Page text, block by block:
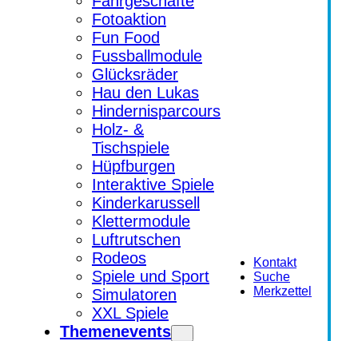
Fotoaktion
Fun Food
Fussballmodule
Glücksräder
Hau den Lukas
Hindernisparcours
Holz- &
Tischspiele
Hüpfburgen
Interaktive Spiele
Kinderkarussell
Klettermodule
Luftrutschen
Rodeos
Spiele und Sport
Simulatoren
XXL Spiele
Themenevents
Kontakt
Suche
Merkzettel